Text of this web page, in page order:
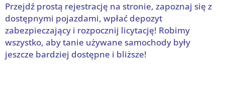
Przejdź prostą rejestrację na stronie, zapoznaj się z
dostępnymi pojazdami, wpłać depozyt
zabezpieczający i rozpocznij licytację! Robimy
wszystko, aby tanie używane samochody były
jeszcze bardziej dostępne i bliższe!